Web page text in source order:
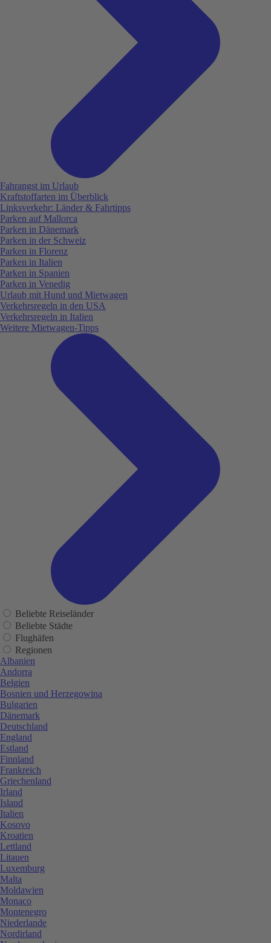
Fahrangst im Urlaub
Kraftstoffarten im Überblick
Linksverkehr: Länder & Fahrtipps
Parken auf Mallorca
Parken in Dänemark
Parken in der Schweiz
Parken in Florenz
Parken in Italien
Parken in Spanien
Parken in Venedig
Urlaub mit Hund und Mietwagen
Verkehrsregeln in den USA
Verkehrsregeln in Italien
Weitere Mietwagen-Tipps
Beliebte Reiseländer
Beliebte Städte
Flughäfen
Regionen
Albanien
Andorra
Belgien
Bosnien und Herzegowina
Bulgarien
Dänemark
Deutschland
England
Estland
Finnland
Frankreich
Griechenland
Irland
Island
Italien
Kosovo
Kroatien
Lettland
Litauen
Luxemburg
Malta
Moldawien
Monaco
Montenegro
Niederlande
Nordirland